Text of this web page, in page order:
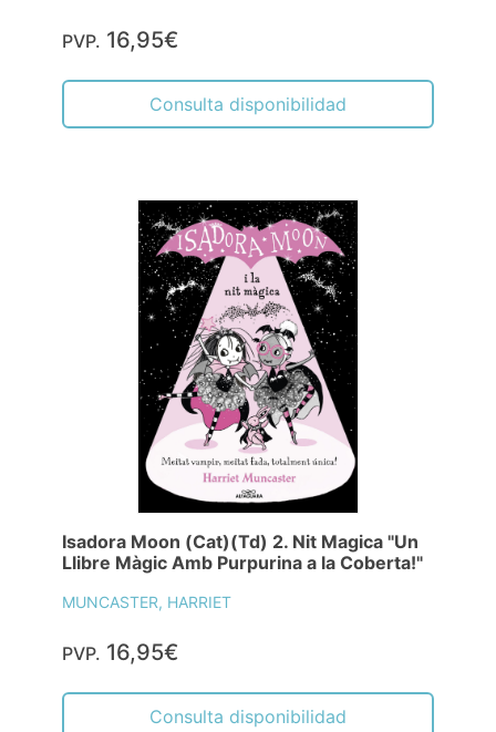
PVP. 16,95€
Consulta disponibilidad
Isadora Moon (Cat)(Td) 2. Nit Magica "Un
Llibre Màgic Amb Purpurina a la Coberta!"
MUNCASTER, HARRIET
PVP. 16,95€
Consulta disponibilidad